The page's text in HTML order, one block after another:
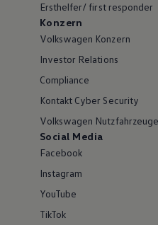
Ersthelfer/ first responder
Konzern
Volkswagen Konzern
Investor Relations
Compliance
Kontakt Cyber Security
Volkswagen Nutzfahrzeuge
Social Media
Facebook
Instagram
YouTube
TikTok